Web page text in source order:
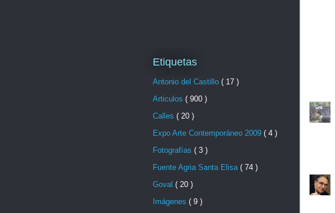
Etiquetas
Antonio del Castillo ( 17 )
Articulos ( 900 )
Calles ( 20 )
Expo Arte Contemporáneo 2009 ( 4 )
Fotografías ( 3 )
Fuente Agria Santa Elisa ( 74 )
Goval ( 20 )
Imágenes ( 9 )